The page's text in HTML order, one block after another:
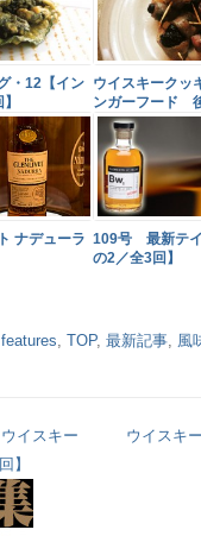
・12【イン ウイスキークッ
ンガーフード
ナデューラ 109号 最新テ
の2／全3回】
features TOP, 最新記事, 風
イスキー
】
ウイスキ